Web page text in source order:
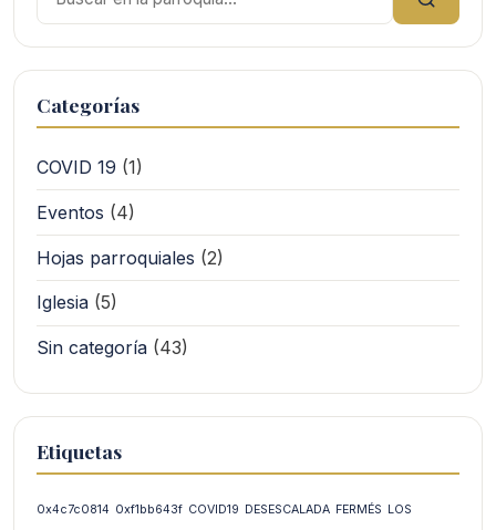
Categorías
COVID 19 (1)
Eventos (4)
Hojas parroquiales (2)
Iglesia (5)
Sin categoría (43)
Etiquetas
0x4c7c0814 0xf1bb643f COVID19 DESESCALADA FERMÉS LOS